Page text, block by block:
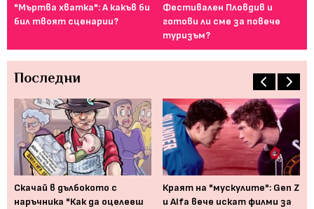
"Мъртва хватка": А какъв би
бил твоят сценарии?
Фестивален Пловдив и
готови ли сме за повече
туризъм?
Последни
Скачай в дълбокото с
наръчника "Как да оцелееш
Краят на "мускулите": Gen Z
и Alfa вече искат филми за